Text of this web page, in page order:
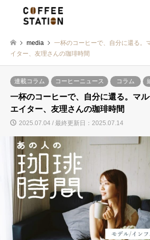
media
一杯のコーヒーで、自分に還る。
イター、友理さんの珈琲時間
連載コラム コーヒーニュース コラム
一杯のコーヒーで、自分に還る。マ
エイター、友理さんの珈琲時間
2025.07.04 / 最終更新日：2025.07.14